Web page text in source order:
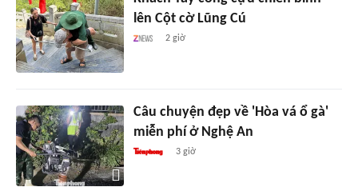
lên Cột cờ Lũng Cú
2 giờ
Câu chuyện đẹp về 'Hòa vá ổ gà'
miễn phí ở Nghệ An
3 giờ